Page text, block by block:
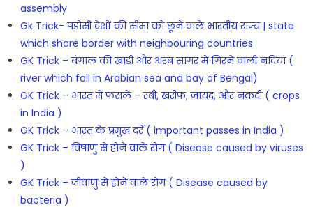
assembly
Gk Trick- पड़ोसी देशों की सीमा को छूने वाले भारतीय राज्य | state
which share border with neighbouring countries
GK Trick – बंगाल की खाड़ी और अरब सागर में गिरने वाली नदियां (
river which fall in Arabian sea and bay of Bengal)
GK Trick – भारत में फसलें – रबी, खरीफ, जायद, और नकदी ( crops
in India )
GK Trick – भारत के प्रमुख दर्रे ( important passes in India )
GK Trick – विषाणु से होने वाले रोग ( Disease caused by viruses
)
GK Trick – जीवाणु से होने वाले रोग ( Disease caused by
bacteria )